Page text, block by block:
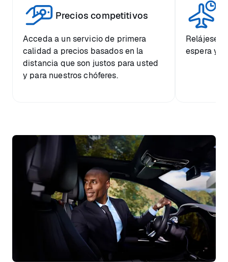
Precios competitivos
Acceda a un servicio de primera
calidad a precios basados en la
distancia que son justos para usted
y para nuestros chóferes.
Relájese
espera y